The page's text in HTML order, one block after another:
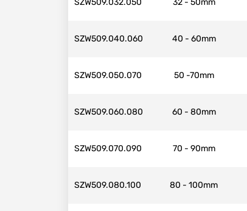
SZW509.032.050 32 - 50mm
SZW509.040.060 40 - 60mm
SZW509.050.070 50 -70mm
SZW509.060.080 60 - 80mm
SZW509.070.090 70 - 90mm
SZW509.080.100 80 - 100mm